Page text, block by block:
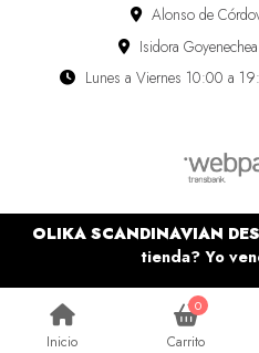
Alonso de
Isidora
Lunes a Viernes 10:00 a
OLIKA SCANDINAVIAN
tienda? Yo
Inicio
0
Carrito